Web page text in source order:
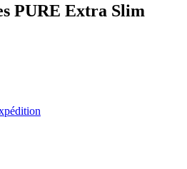
PURE Extra Slim